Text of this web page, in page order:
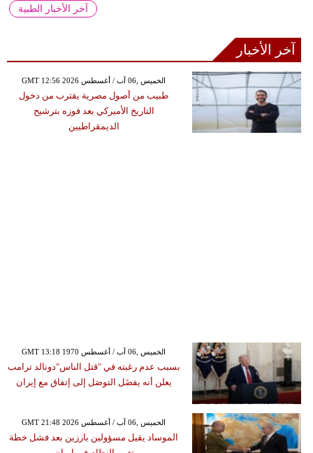
آخر الأخبار الطبية
آخر الأخبار
GMT 12:56 2026 الخميس ,06 آب / أغسطس
طبيب من أصول مصرية يقترب من دخول
التاريخ الأميركي بعد فوزه بترشيح
الديمقراطيين
GMT 13:18 1970 الخميس ,06 آب / أغسطس
بسبب عدم رغبته في "قتل الناس"دونالد ترامب
يعلن أنه يفضَل التوصَل إلى إتفاق مع إيران
GMT 21:48 2026 الخميس ,06 آب / أغسطس
الموساد يقيل مسؤولين بارزين بعد فشل خطة